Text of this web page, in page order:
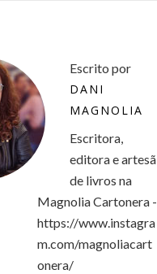
Escrito por
DANI
MAGNOLIA
Escritora,
editora e artesã
de livros na
Magnolia Cartonera -
https://www.instagra
m.com/magnoliacart
onera/